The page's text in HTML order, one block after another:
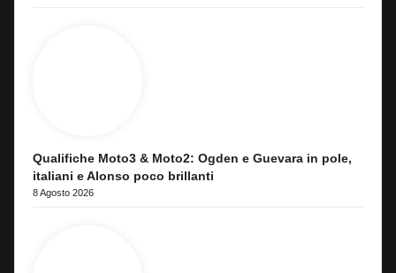
Qualifiche Moto3 & Moto2: Ogden e Guevara in pole,
italiani e Alonso poco brillanti
8 Agosto 2026